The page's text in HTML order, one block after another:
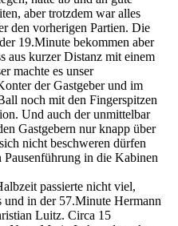
aber trotzdem war alles
den vorherigen Partien. Die
19.Minute bekommen aber
aus kurzer Distanz mit einem
machte es unser
der Gastgeber und im
noch mit den Fingerspitzen
Und auch der unmittelbar
Gastgebern nur knapp über
nicht beschweren dürfen
in die Kabinen
passierte nicht viel,
und in der 57.Minute Hermann
Luitz. Circa 15